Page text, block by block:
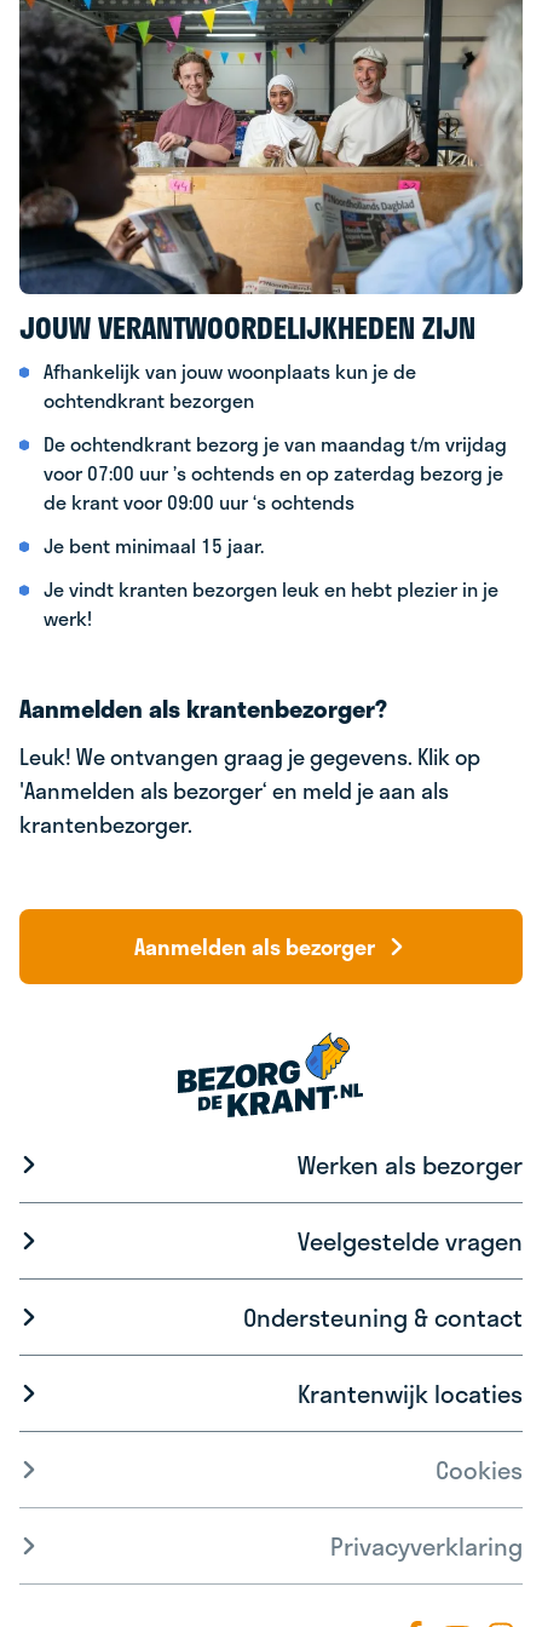
JOUW VERANTWOORDELIJKHEDEN ZIJN
Afhankelijk van jouw woonplaats kun je de
ochtendkrant bezorgen
De ochtendkrant bezorg je van maandag t/m vrijdag
voor 07:00 uur ’s ochtends en op zaterdag bezorg je
de krant voor 09:00 uur ‘s ochtends
Je bent minimaal 15 jaar.
Je vindt kranten bezorgen leuk en hebt plezier in je
werk!
Aanmelden als krantenbezorger?
Leuk! We ontvangen graag je gegevens. Klik op
'Aanmelden als bezorger‘ en meld je aan als
krantenbezorger.
Aanmelden als bezorger
Werken als bezorger
Veelgestelde vragen
Ondersteuning & contact
Krantenwijk locaties
Cookies
Privacyverklaring